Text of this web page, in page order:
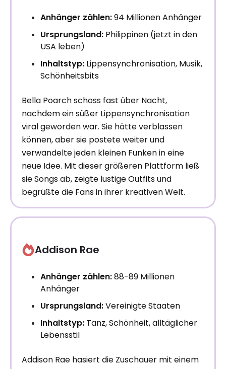
Anhänger zählen:94 Millionen Anhänger
Ursprungsland: Philippinen (jetzt in den
USA leben)
Inhaltstyp: Lippensynchronisation, Musik,
Schönheitsbits
Bella Poarch schoss fast über Nacht,
nachdem ein süßer Lippensynchronisation
viral geworden war. Sie hätte verblassen
können, aber sie postete weiter und
verwandelte jeden kleinen Funken in eine
neue Idee. Mit dieser größeren Plattform ließ
sie Songs ab, zeigte lustige Outfits und
begrüßte die Fans in ihrer kreativen Welt.
Addison Rae
Anhänger zählen:88-89 Millionen
Anhänger
Ursprungsland:Vereinigte Staaten
Inhaltstyp: Tanz, Schönheit, alltäglicher
Lebensstil
Addison Rae hasiert die Zuschauer mit einem